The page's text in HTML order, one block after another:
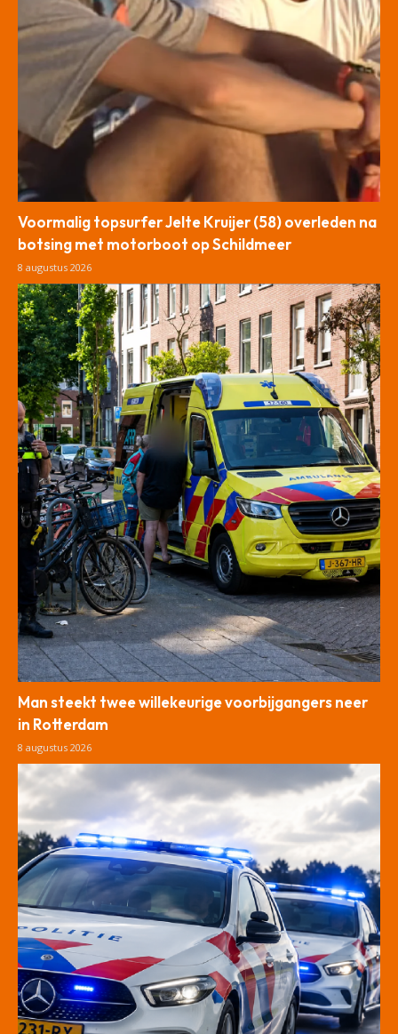
Voormalig topsurfer Jelte Kruijer (58) overleden na
botsing met motorboot op Schildmeer
8 augustus 2026
Man steekt twee willekeurige voorbijgangers neer
in Rotterdam
8 augustus 2026